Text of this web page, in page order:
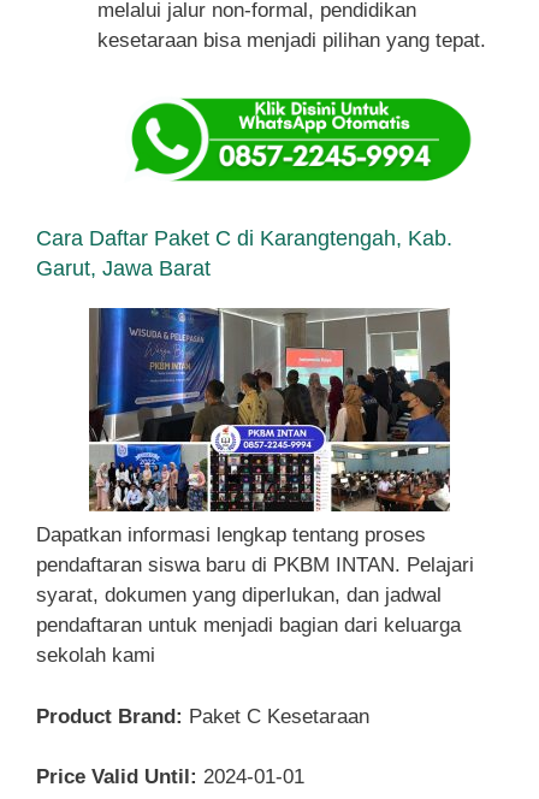
melalui jalur non-formal, pendidikan
kesetaraan bisa menjadi pilihan yang tepat.
Cara Daftar Paket C di Karangtengah, Kab.
Garut, Jawa Barat
Dapatkan informasi lengkap tentang proses
pendaftaran siswa baru di PKBM INTAN. Pelajari
syarat, dokumen yang diperlukan, dan jadwal
pendaftaran untuk menjadi bagian dari keluarga
sekolah kami
Product Brand: Paket C Kesetaraan
Price Valid Until: 2024-01-01